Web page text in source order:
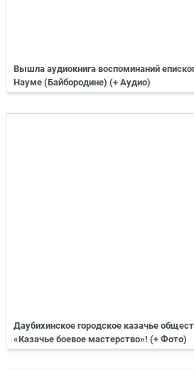
Вышла аудиокнига воспоминаний
Науме (Байбородине) (+ Аудио)
Даубихинское городское казачье
«Казачье боевое мастерство»! (+ Фото)